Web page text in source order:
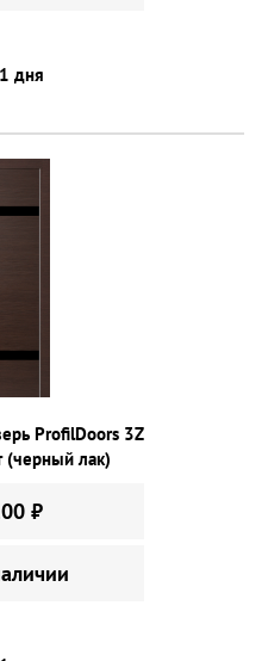
дня
ProfilDoors 3Z
(черный лак)
₽